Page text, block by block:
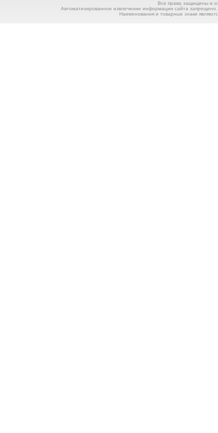
Все права защищены и
Автоматизированное извлечение информации сайта
Наименования и товарные знаки